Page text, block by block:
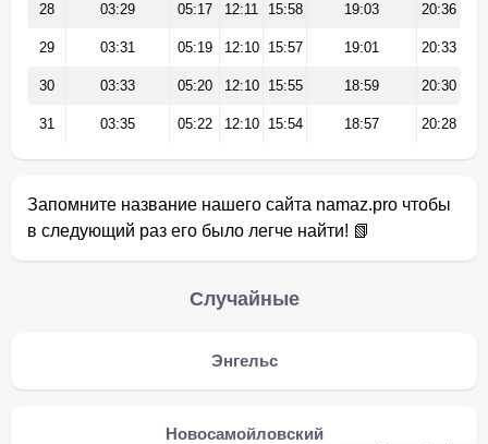
28 03:29 05:17 12:11 15:58 19:03 20:36
29 03:31 05:19 12:10 15:57 19:01 20:33
30 03:33 05:20 12:10 15:55 18:59 20:30
31 03:35 05:22 12:10 15:54 18:57 20:28
Запомните название нашего сайта namaz.pro чтобы
в следующий раз его было легче найти! 📗
Случайные
Энгельс
Новосамойловский